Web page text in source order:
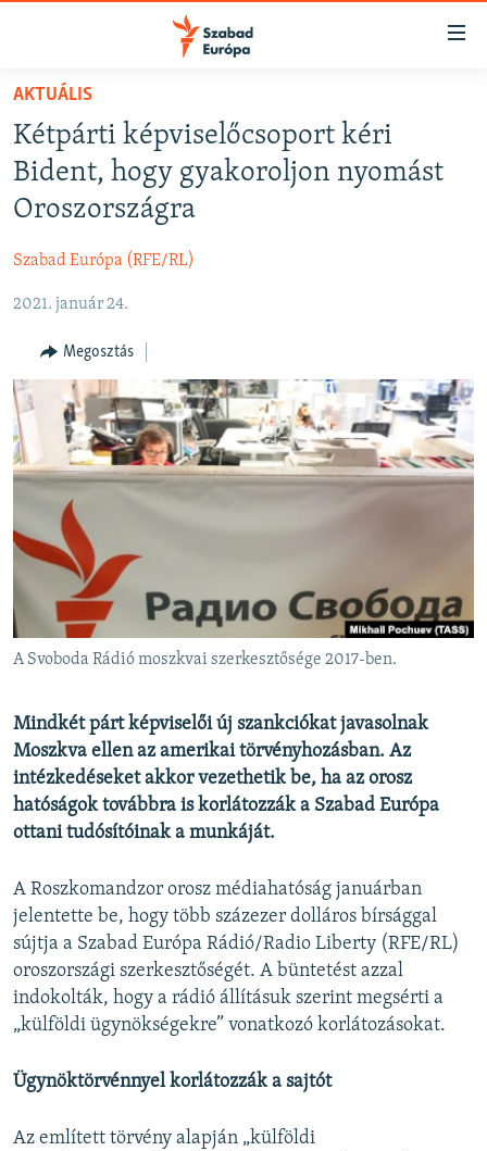
Akadálymentes
Ugrás
fő
oldalra
Ugrás
tartalomjegyzékre
NAPIRENDEN
AKTUÁLIS
PODCASTOK
ELEMZŐ
NER15
SZABADON
TÁRSADALOM
DEMOKRÁCIA
A PÉNZ NYOMÁBAN
EURÓPAI UNIÓ
VILÁG
KLÍMAVÁLTOZÁS
A MÚLT TANULSÁGAI
Valamennyi RFE/RL weboldal
AKTUÁLIS
Kétpárti képviselőcsoport kéri
Bident, hogy gyakoroljon nyomást
Oroszországra
Szabad Európa (RFE/RL)
2021. január 24.
Megosztás
A Svoboda Rádió moszkvai szerkesztősége 2017-ben.
Mindkét párt képviselői új szankciókat javasolnak
Moszkva ellen az amerikai törvényhozásban. Az
intézkedéseket akkor vezethetik be, ha az orosz
hatóságok továbbra is korlátozzák a Szabad Európa
ottani tudósítóinak a munkáját.
A Roszkomandzor orosz médiahatóság januárban
jelentette be, hogy több százezer dolláros bírsággal
sújtja a Szabad Európa Rádió/Radio Liberty (RFE/RL)
oroszországi szerkesztőségét. A büntetést azzal
indokolták, hogy a rádió állításuk szerint megsérti a
„külföldi ügynökségekre” vonatkozó korlátozásokat.
Ügynöktörvénnyel korlátozzák a sajtót
Az említett törvény alapján „külföldi
FELIRATKOZÁS
Spotify